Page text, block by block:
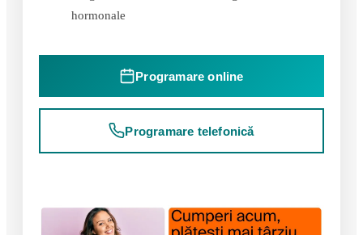
hormonale
Programare online
Programare telefonică